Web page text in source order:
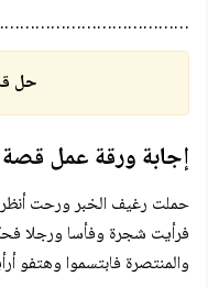
حل
إجابة ورقة عمل قصة
حملت رغيف الخبر ورحت أنظر
فرأيت شجرة وفأسا ورجلا
والمنتصرة فابتسموا وهتفو